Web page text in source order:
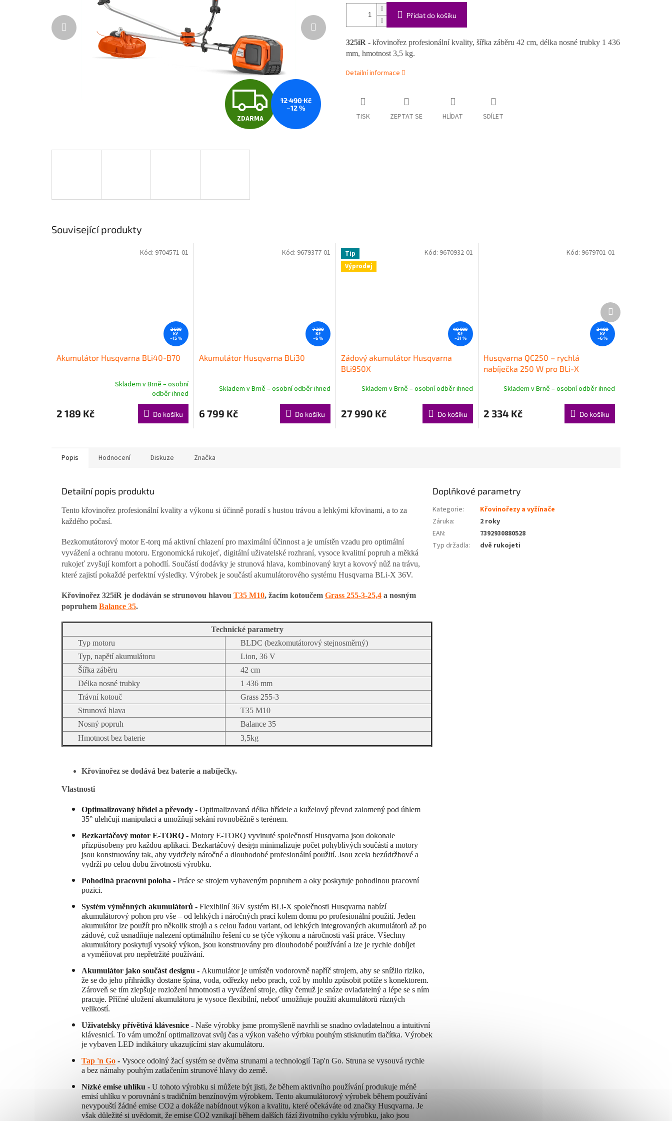
Z
D
M
ZDARMA
12 490 Kč
–12 %
Přidat do košíku
325iR - křovinořez profesionální kvality, šířka záběru 42 cm, délka nosné trubky 1 436
mm, hmotnost 3,5 kg.
Detailní informace
TISK ZEPTAT SE HLÍDAT SDÍLET
Související produkty
2 599
Kč
–15 %
Akumulátor Husqvarna BLi40-B70
produktu
je
hvězdiček.
Skladem v Brně – osobní
odběr ihned
2 189 Kč Do košíku
Kód: 9704571-01
7 290
Kč
–6 %
Akumulátor Husqvarna BLi30
Skladem v Brně – osobní odběr ihned
6 799 Kč Do košíku
Kód: 9679377-01
Tip
Výprodej
40 999
Kč
–31 %
Zádový akumulátor Husqvarna
BLi950X
Skladem v Brně – osobní odběr ihned
27 990 Kč Do košíku
Kód: 9670932-01
2 490
Kč
–6 %
Husqvarna QC250 – rychlá
nabíječka 250 W pro BLi-X
Skladem v Brně – osobní odběr ihned
2 334 Kč Do košíku
Kód: 9679701-01
Další
produkt
Popis Hodnocení Diskuze Značka
Detailní popis produktu
Tento křovinořez profesionální kvality a výkonu si účinně poradí s hustou trávou a lehkými křovinami, a to za
každého počasí.
Bezkomutátorový motor E-torq má aktivní chlazení pro maximální účinnost a je umístěn vzadu pro optimální
vyvážení a ochranu motoru. Ergonomická rukojeť, digitální uživatelské rozhraní, vysoce kvalitní popruh a měkká
rukojeť zvyšují komfort a pohodlí. Součástí dodávky je strunová hlava, kombinovaný kryt a kovový nůž na trávu,
které zajistí pokaždé perfektní výsledky. Výrobek je součástí akumulátorového systému Husqvarna BLi-X 36V.
Křovinořez 325iR je dodáván se strunovou hlavou T35 M10, žacím kotoučem Grass 255-3-25,4 a nosným
popruhem Balance 35.
Technické parametry
Typ motoru
BLDC (bezkomutátorový stejnosměrný)
Typ, napětí akumulátoru
Lion, 36 V
Šířka záběru
42 cm
Délka nosné trubky
1 436 mm
Trávní kotouč
Grass 255-3
Strunová hlava
T35 M10
Nosný popruh
Balance 35
Hmotnost bez baterie
3,5kg
Křovinořez se dodává bez baterie a nabíječky.
Vlastnosti
Optimalizovaný hřídel a převody - Optimalizovaná délka hřídele a kuželový převod zalomený pod úhlem
35° ulehčují manipulaci a umožňují sekání rovnoběžně s terénem.
Bezkartáčový motor E-TORQ - Motory E-TORQ vyvinuté společností Husqvarna jsou dokonale
přizpůsobeny pro každou aplikaci. Bezkartáčový design minimalizuje počet pohyblivých součástí a motory
jsou konstruovány tak, aby vydržely náročné a dlouhodobé profesionální použití. Jsou zcela bezúdržbové a
vydrží po celou dobu životnosti výrobku.
Pohodlná pracovní poloha - Práce se strojem vybaveným popruhem a oky poskytuje pohodlnou pracovní
pozici.
Systém výměnných akumulátorů - Flexibilní 36V systém BLi-X společnosti Husqvarna nabízí
akumulátorový pohon pro vše – od lehkých i náročných prací kolem domu po profesionální použití. Jeden
akumulátor lze použít pro několik strojů a s celou řadou variant, od lehkých integrovaných akumulátorů až po
zádové, což usnadňuje nalezení optimálního řešení co se týče výkonu a náročnosti vaší práce. Všechny
akumulátory poskytují vysoký výkon, jsou konstruovány pro dlouhodobé používání a lze je rychle dobíjet
a vyměňovat pro nepřetržité používání.
Akumulátor jako součást designu - Akumulátor je umístěn vodorovně napříč strojem, aby se snížilo riziko,
že se do jeho přihrádky dostane špína, voda, odřezky nebo prach, což by mohlo způsobit potíže s konektorem.
Zároveň se tím zlepšuje rozložení hmotnosti a vyvážení stroje, díky čemuž je snáze ovladatelný a lépe se s ním
pracuje. Příčné uložení akumulátoru je vysoce flexibilní, neboť umožňuje použití akumulátorů různých
velikostí.
Uživatelsky přívětivá klávesnice - Naše výrobky jsme promyšleně navrhli se snadno ovladatelnou a intuitivní
klávesnicí. To vám umožní optimalizovat svůj čas a výkon vašeho výrbku pouhým stisknutím tlačítka. Výrobek
je vybaven LED indikátory ukazujícími stav akumulátoru.
Tap 'n Go - Vysoce odolný žací systém se dvěma strunami a technologií Tap'n Go. Struna se vysouvá rychle
a bez námahy pouhým zatlačením strunové hlavy do země.
Nízké emise uhlíku - U tohoto výrobku si můžete být jisti, že během aktivního používání produkuje méně
emisí uhlíku v porovnání s tradičním benzínovým výrobkem. Tento akumulátorový výrobek během používání
nevypouští žádné emise CO2 a dokáže nabídnout výkon a kvalitu, které očekáváte od značky Husqvarna. Je
však důležité si uvědomit, že emise CO2 vznikají během dalších fází životního cyklu výrobku, jako jsou
Doplňkové parametry
Kategorie:
Křovinořezy a vyžínače
Záruka:
2 roky
EAN:
7392930880528
Typ držadla: dvě rukojeti